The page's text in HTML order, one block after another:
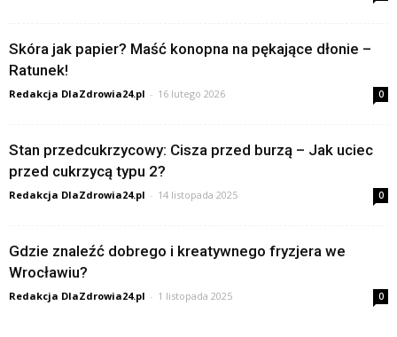
Skóra jak papier? Maść konopna na pękające dłonie –
Ratunek!
Redakcja DlaZdrowia24.pl - 16 lutego 2026 0
Stan przedcukrzycowy: Cisza przed burzą – Jak uciec
przed cukrzycą typu 2?
Redakcja DlaZdrowia24.pl - 14 listopada 2025 0
Gdzie znaleźć dobrego i kreatywnego fryzjera we
Wrocławiu?
Redakcja DlaZdrowia24.pl - 1 listopada 2025 0